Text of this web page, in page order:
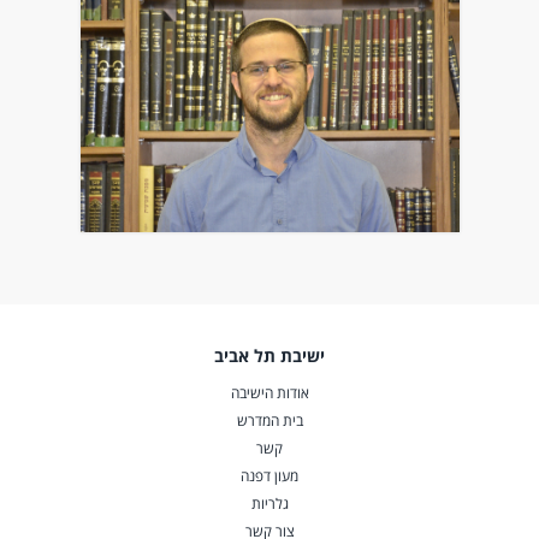
ישיבת תל אביב
אודות הישיבה
בית המדרש
קשר
מעון דפנה
גלריות
צור קשר